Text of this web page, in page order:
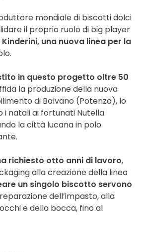
mondiale di biscotti dolci
il proprio ruolo di big player
Kinderini, una nuova linea per la
in questo progetto oltre 50
la produzione della nuova
di Balvano (Potenza), lo
i natali ai fortunati Nutella
la città lucana in polo
richiesto otto anni di lavoro,
alla creazione della linea
un singolo biscotto servono
dell’impasto, alla
e della bocca, fino al